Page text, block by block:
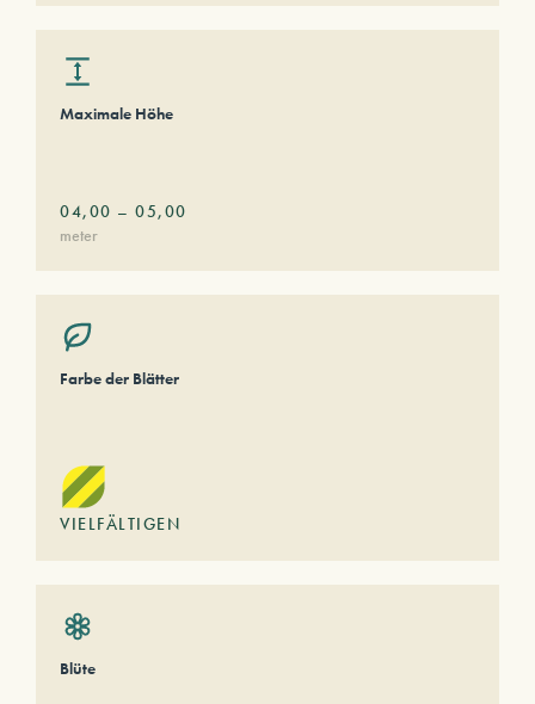
Maximale Höhe
04,00 – 05,00
meter
Farbe der Blätter
VIELFÄLTIGEN
Blüte